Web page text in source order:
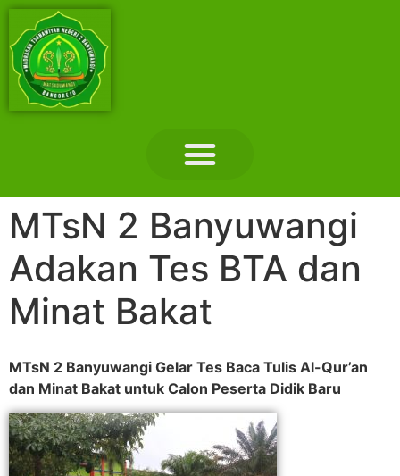
MTsN 2 Banyuwangi
Adakan Tes BTA dan
Minat Bakat
MTsN 2 Banyuwangi Gelar Tes Baca Tulis Al-Qur’an
dan Minat Bakat untuk Calon Peserta Didik Baru